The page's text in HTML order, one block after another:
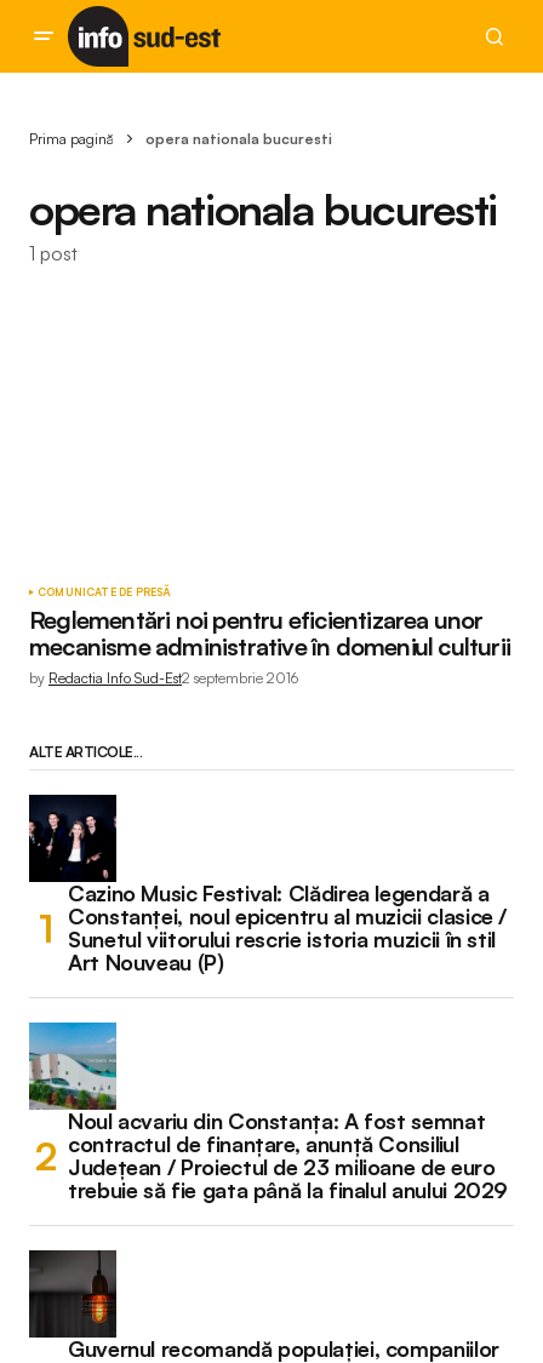
Prima pagină opera nationala bucuresti
opera nationala bucuresti
1 post
COMUNICATE DE PRESĂ
Reglementări noi pentru eficientizarea unor
mecanisme administrative în domeniul culturii
by Redactia Info Sud-Est2 septembrie 2016
ALTE ARTICOLE...
Cazino Music Festival: Clădirea legendară a
Constanței, noul epicentru al muzicii clasice /
Sunetul viitorului rescrie istoria muzicii în stil
Art Nouveau (P)
Noul acvariu din Constanța: A fost semnat
contractul de finanțare, anunță Consiliul
Județean / Proiectul de 23 milioane de euro
trebuie să fie gata până la finalul anului 2029
Guvernul recomandă populației, companiilor